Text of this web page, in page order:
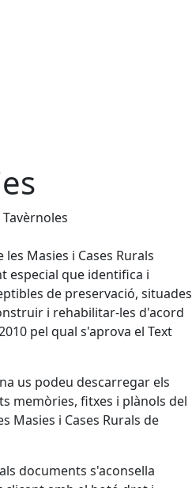
Masies i Cases Rurals
especial que identifica i
de preservació, situades
i rehabilitar-les d'acord
pel qual s'aprova el Text
us podeu descarregar els
memòries, fitxes i plànols del
Masies i Cases Rurals de
documents s'aconsella